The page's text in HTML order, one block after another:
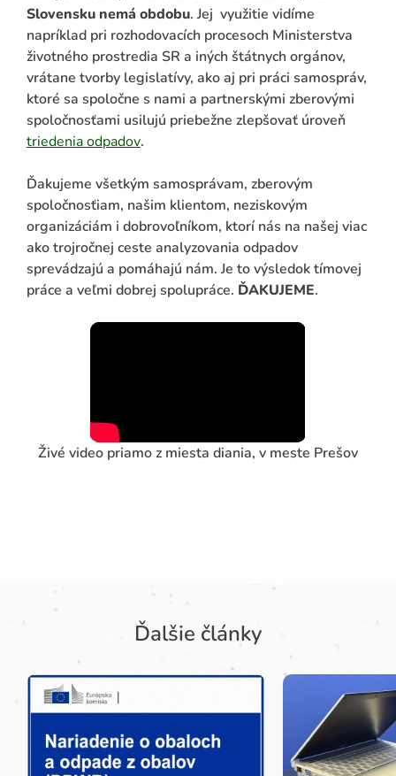
Slovensku nemá obdobu. Jej využitie vidíme
napríklad pri rozhodovacích procesoch Ministerstva
životného prostredia SR a iných štátnych orgánov,
vrátane tvorby legislatívy, ako aj pri práci samospráv,
ktoré sa spoločne s nami a partnerskými zberovými
spoločnosťami usilujú priebežne zlepšovať úroveň
triedenia odpadov.
Ďakujeme všetkým samosprávam, zberovým
spoločnosťiam, našim klientom, neziskovým
organizáciám i dobrovoľníkom, ktorí nás na našej viac
ako trojročnej ceste analyzovania odpadov
sprevádzajú a pomáhajú nám. Je to výsledok tímovej
práce a veľmi dobrej spolupráce. ĎAKUJEME.
Živé video priamo z miesta diania, v meste Prešov
Ďalšie články